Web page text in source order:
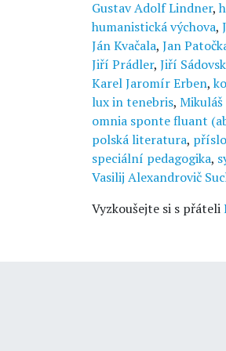
Gustav Adolf Lindner,
humanistická výchova,
Ján Kvačala, Jan
Jiří Prádler, Jiří
Karel Jaromír Erben,
lux in tenebris, Mikuláš
omnia sponte fluant
polská literatura,
speciální pedagogika,
Vasilij Alexandrovič
Vyzkoušejte si s přáteli